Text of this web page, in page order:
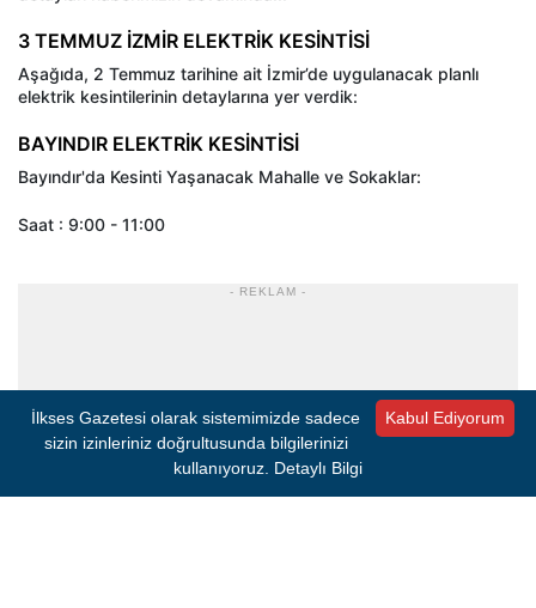
3 TEMMUZ İZMİR ELEKTRİK KESİNTİSİ
Aşağıda, 2 Temmuz tarihine ait İzmir’de uygulanacak planlı
elektrik kesintilerinin detaylarına yer verdik:
BAYINDIR ELEKTRİK KESİNTİSİ
Bayındır'da Kesinti Yaşanacak Mahalle ve Sokaklar:
Saat : 9:00 - 11:00
- REKLAM -
Kabul Ediyorum
İlkses Gazetesi olarak sistemimizde sadece
sizin izinleriniz doğrultusunda bilgilerinizi
kullanıyoruz. Detaylı Bilgi